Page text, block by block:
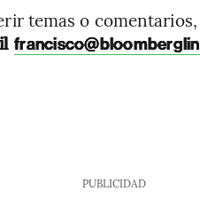
temas o comentarios,
PUBLICIDAD